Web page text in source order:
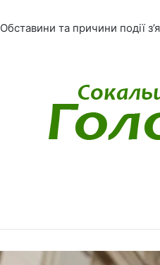
Обставини та причини події